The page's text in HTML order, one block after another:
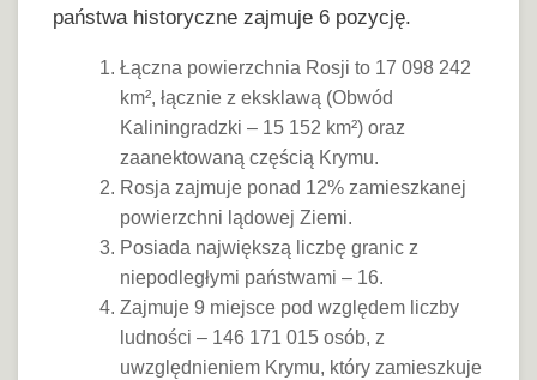
państwa historyczne zajmuje 6 pozycję.
Łączna powierzchnia Rosji to 17 098 242
km², łącznie z eksklawą (Obwód
Kaliningradzki – 15 152 km²) oraz
zaanektowaną częścią Krymu.
Rosja zajmuje ponad 12% zamieszkanej
powierzchni lądowej Ziemi.
Posiada największą liczbę granic z
niepodległymi państwami – 16.
Zajmuje 9 miejsce pod względem liczby
ludności – 146 171 015 osób, z
uwzględnieniem Krymu, który zamieszkuje